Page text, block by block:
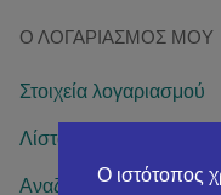
Ο ΛΟΓΑΡΙΑΣΜΌΣ ΜΟΥ
Στοιχεία λογαριασμού
Λίστα επιθυμιών
Αναζήτηση
Ο ιστότοπος